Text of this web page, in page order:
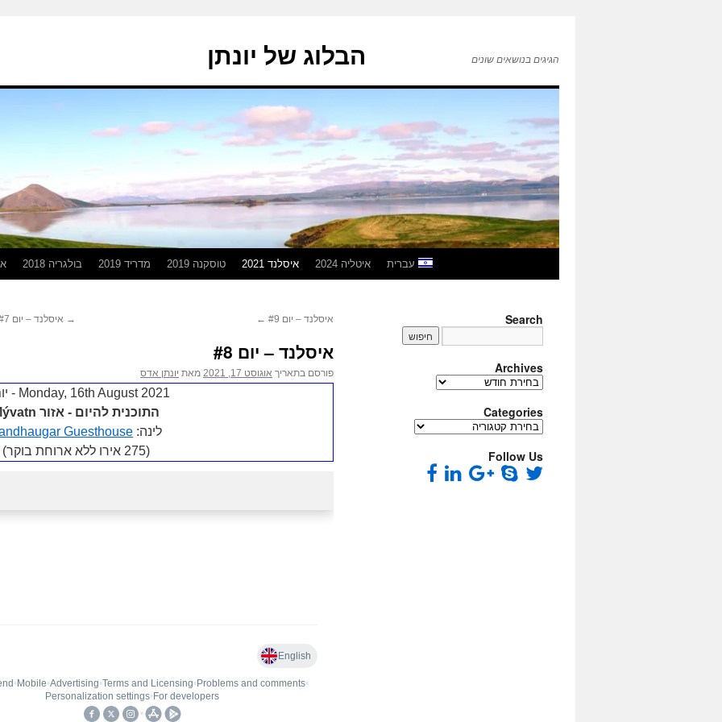
הבלוג של יונתן הגיגים בנושאים שונים
בולגריה 2018 מדריד 2019 טוסקנה 2019 איסלנד 2021 איטליה 2024 עברית
→ איסלנד – יום #7 איסלנד – יום #9 ←
איסלנד – יום #8
פורסם בתאריך אוגוסט 17, 2021 מאת יונתן אדס
Monday, 16th August 2021 - יום 8
התוכנית להיום - אזור Mývatn
לינה: Guesthouse
(275 אירו ללא ארוחת בוקר)
Search
Archives
Archives
Categories
Categories
Follow Us